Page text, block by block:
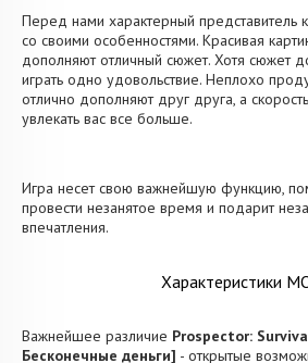
Перед нами характерный представитель
со своими особенностями. Красивая
дополняют отличный сюжет. Хотя сюжет
играть одно удовольствие. Неплохо
отлично дополняют друг друга, а
увлекать вас все больше.
Игра несет свою важнейшую функцию,
провести незанятое время и подарит
впечатления.
Характеристики
Важнейшее различие Prospector:
Бесконечные деньги] - открытые